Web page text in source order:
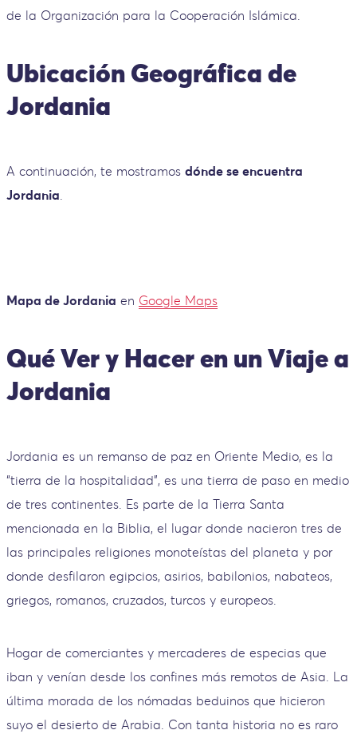
de la Organización para la Cooperación Islámica.
Ubicación Geográfica de
Jordania
A continuación, te mostramos dónde se encuentra
Jordania.
Mapa de Jordania en Google Maps
Qué Ver y Hacer en un Viaje a
Jordania
Jordania es un remanso de paz en Oriente Medio, es la
“tierra de la hospitalidad”, es una tierra de paso en medio
de tres continentes. Es parte de la Tierra Santa
mencionada en la Biblia, el lugar donde nacieron tres de
las principales religiones monoteístas del planeta y por
donde desfilaron egipcios, asirios, babilonios, nabateos,
griegos, romanos, cruzados, turcos y europeos.
Hogar de comerciantes y mercaderes de especias que
iban y venían desde los confines más remotos de Asia. La
última morada de los nómadas beduinos que hicieron
suyo el desierto de Arabia. Con tanta historia no es raro